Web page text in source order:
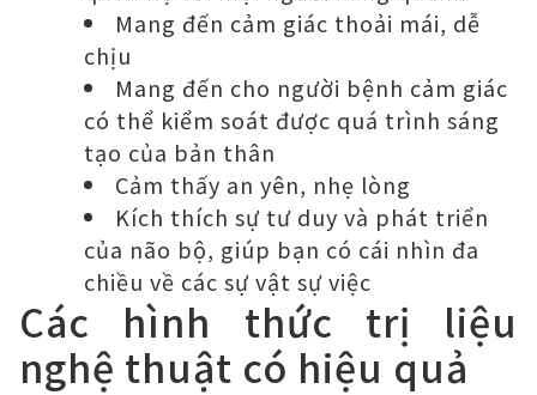
Mang đến cảm giác thoải mái, dễ
chịu
Mang đến cho người bệnh cảm giác
có thể kiểm soát được quá trình sáng
tạo của bản thân
Cảm thấy an yên, nhẹ lòng
Kích thích sự tư duy và phát triển
của não bộ, giúp bạn có cái nhìn đa
chiều về các sự vật sự việc
Các hình thức trị liệu
nghệ thuật có hiệu quả